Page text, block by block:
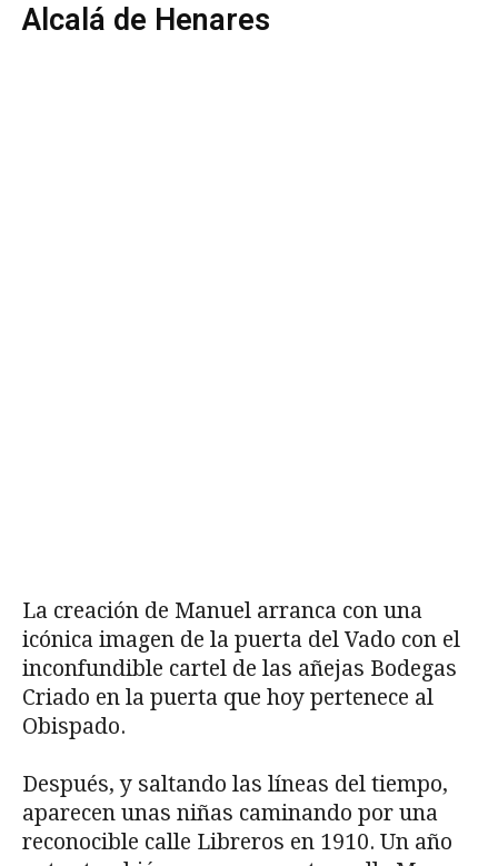
Alcalá de Henares
La creación de Manuel arranca con una
icónica imagen de la puerta del Vado con el
inconfundible cartel de las añejas Bodegas
Criado en la puerta que hoy pertenece al
Obispado.
Después, y saltando las líneas del tiempo,
aparecen unas niñas caminando por una
reconocible calle Libreros en 1910. Un año